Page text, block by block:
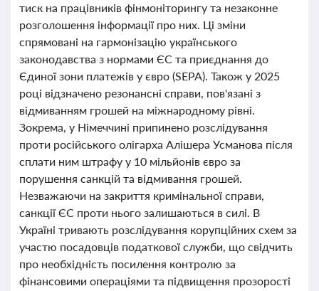
тиск на працівників фінмоніторингу та незаконне
розголошення інформації про них. Ці зміни
спрямовані на гармонізацію українського
законодавства з нормами ЄС та приєднання до
Єдиної зони платежів у євро (SEPA). Також у 2025
році відзначено резонансні справи, пов'язані з
відмиванням грошей на міжнародному рівні.
Зокрема, у Німеччині припинено розслідування
проти російського олігарха Алішера Усманова після
сплати ним штрафу у 10 мільйонів євро за
порушення санкцій та відмивання грошей.
Незважаючи на закриття кримінальної справи,
санкції ЄС проти нього залишаються в силі. В
Україні тривають розслідування корупційних схем за
участю посадовців податкової служби, що свідчить
про необхідність посилення контролю за
фінансовими операціями та підвищення прозорості